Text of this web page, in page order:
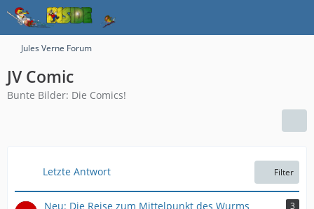
Jules Verne Forum
JV Comic
Bunte Bilder: Die Comics!
Letzte Antwort Filter
Neu: Die Reise zum Mittelpunkt des Wurms
3